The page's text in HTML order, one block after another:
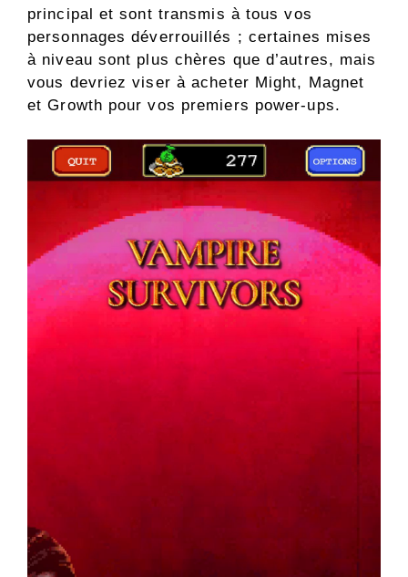
principal et sont transmis à tous vos
personnages déverrouillés ; certaines mises
à niveau sont plus chères que d’autres, mais
vous devriez viser à acheter Might, Magnet
et Growth pour vos premiers power-ups.